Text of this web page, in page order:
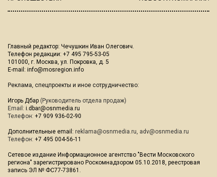
Главный редактор: Чечушкин Иван Олегович.
Телефон редакции: +7 495 795-53-05
101000, г. Москва, ул. Покровка, д. 5
E-mail: info@mosregion.info
Реклама, спецпроекты и иное сотрудничество:
Игорь Дбар (Руководитель отдела продаж)
Email: i.dbar@osnmedia.ru
Телефон: +7 909 936-02-90
Дополнительные email: reklama@osnmedia.ru, adv@osnmedia.ru
Телефон: +7 495 004-56-11
Сетевое издание Информационное агентство "Вести Московского
региона" зарегистрировано Роскомнадзором 05.10.2018, реестровая
запись ЭЛ № ФС77-73861.